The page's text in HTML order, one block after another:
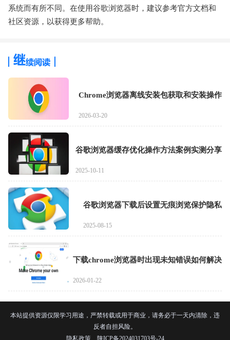
系统而有所不同。在使用谷歌浏览器时，建议参考官方文档和
社区资源，以获得更多帮助。
Chrome浏览器离线安装包获取和安装操作
2026-03-20
谷歌浏览器缓存优化操作方法案例实测分享
2025-10-11
谷歌浏览器下载后设置无痕浏览保护隐私
2025-08-15
下载chrome浏览器时出现未知错误如何解决
2026-01-22
本站提供资源仅限学习用途，严禁转载或用于商业，请务必于一天内清除，违
反者自担风险。
隐私政策
陕ICP备2024031703号-24